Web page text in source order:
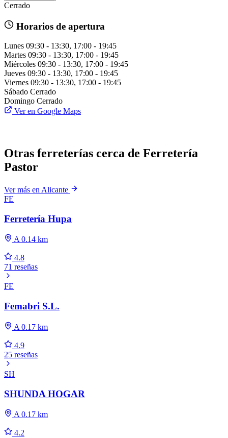
Cerrado
Horarios de apertura
Lunes 09:30 - 13:30, 17:00 - 19:45
Martes 09:30 - 13:30, 17:00 - 19:45
Miércoles 09:30 - 13:30, 17:00 - 19:45
Jueves 09:30 - 13:30, 17:00 - 19:45
Viernes 09:30 - 13:30, 17:00 - 19:45
Sábado Cerrado
Domingo Cerrado
Ver en Google Maps
Otras ferreterías cerca de Ferretería
Pastor
Ver más en Alicante
FE
Ferretería Hupa
A 0.14 km
4.8
71 reseñas
FE
Femabri S.L.
A 0.17 km
4.9
25 reseñas
SH
SHUNDA HOGAR
A 0.17 km
4.2